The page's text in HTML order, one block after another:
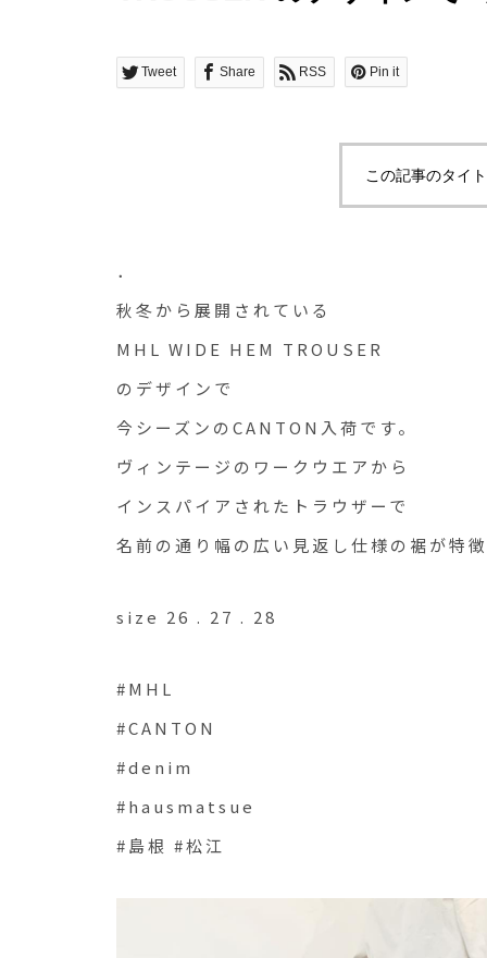
Tweet Share RSS Pin it
この記事のタイ
．
秋冬から展開されている
MHL WIDE HEM TROUSER
のデザインで
今シーズンのCANTON入荷です。
ヴィンテージのワークウエアから
インスパイアされたトラウザーで
名前の通り幅の広い見返し仕様の裾が特
size 26 . 27 . 28
#MHL
#CANTON
#denim
#hausmatsue
#島根 #松江